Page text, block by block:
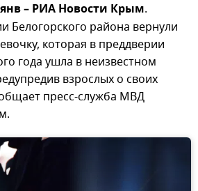
– РИА Новости Крым.
Белогорского района вернули
которая в преддверии
года ушла в неизвестном
взрослых о своих
пресс-служба МВД